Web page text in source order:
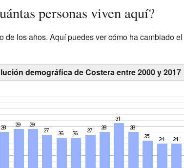
personas viven aquí?
de los años. Aquí puedes ver cómo ha cambiado
demográfica de Costera entre 2000 y 2017